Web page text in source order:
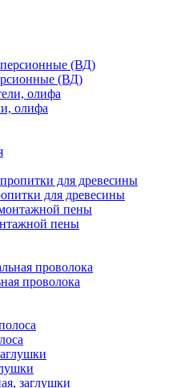
(ВД)
олифа
для древесины
пены
проволока